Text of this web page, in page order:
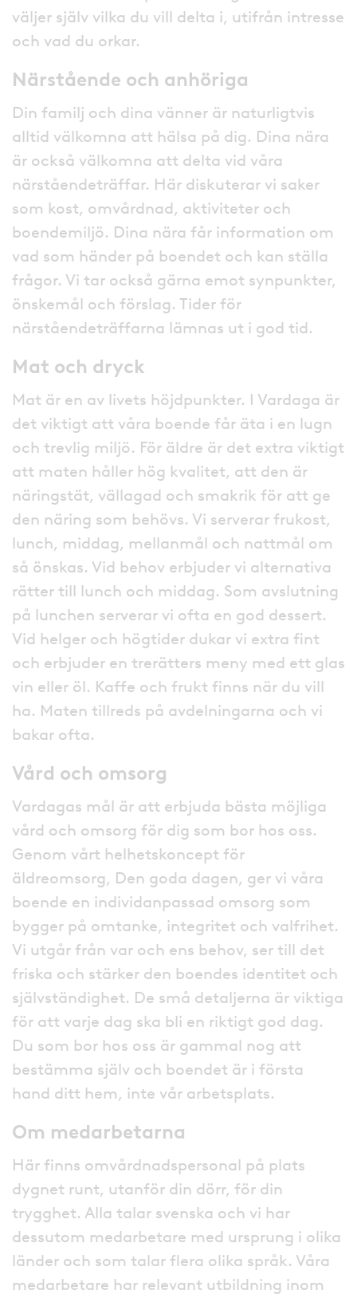
väljer själv vilka du vill delta i, utifrån intresse
och vad du orkar.
Närstående och anhöriga
Din familj och dina vänner är naturligtvis
alltid välkomna att hälsa på dig. Dina nära
är också välkomna att delta vid våra
närståendeträffar. Här diskuterar vi saker
som kost, omvårdnad, aktiviteter och
boendemiljö. Dina nära får information om
vad som händer på boendet och kan ställa
frågor. Vi tar också gärna emot synpunkter,
önskemål och förslag. Tider för
närståendeträffarna lämnas ut i god tid.
Mat och dryck
Mat är en av livets höjdpunkter. I Vardaga är
det viktigt att våra boende får äta i en lugn
och trevlig miljö. För äldre är det extra viktigt
att maten håller hög kvalitet, att den är
näringstät, vällagad och smakrik för att ge
den näring som behövs. Vi serverar frukost,
lunch, middag, mellanmål och nattmål om
så önskas. Vid behov erbjuder vi alternativa
rätter till lunch och middag. Som avslutning
på lunchen serverar vi ofta en god dessert.
Vid helger och högtider dukar vi extra fint
och erbjuder en trerätters meny med ett glas
vin eller öl. Kaffe och frukt finns när du vill
ha. Maten tillreds på avdelningarna och vi
bakar ofta.
Vård och omsorg
Vardagas mål är att erbjuda bästa möjliga
vård och omsorg för dig som bor hos oss.
Genom vårt helhetskoncept för
äldreomsorg, Den goda dagen, ger vi våra
boende en individanpassad omsorg som
bygger på omtanke, integritet och valfrihet.
Vi utgår från var och ens behov, ser till det
friska och stärker den boendes identitet och
självständighet. De små detaljerna är viktiga
för att varje dag ska bli en riktigt god dag.
Du som bor hos oss är gammal nog att
bestämma själv och boendet är i första
hand ditt hem, inte vår arbetsplats.
Om medarbetarna
Här finns omvårdnadspersonal på plats
dygnet runt, utanför din dörr, för din
trygghet. Alla talar svenska och vi har
dessutom medarbetare med ursprung i olika
länder och som talar flera olika språk. Våra
medarbetare har relevant utbildning inom